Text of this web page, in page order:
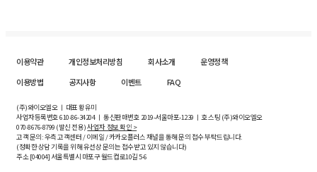
이용약관 개인정보처리방침 회사소개
운영정책
이용방법
공지사항 이벤트 FAQ
(주)와이오엘오 ㅣ 대표 황유미
사업자등록번호610-86-34204ㅣ 통신판매번호 2019-서울마포-1239 ㅣ 호스팅 (주)와이오엘오
070-8676-8799 (발신 전용)사업자 정보 확인 >
고객 문의: 우측 고객센터 / 이메일 / 카카오플러스 채널을 통해 문의 접수 부탁드립니다.
(정확한 상담 기록을 위해 유선상 문의는 접수받고 있지 않습니다)
주소 [04004] 서울특별시 마포구 월드컵로10길5-6